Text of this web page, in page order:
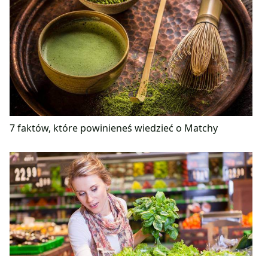
7 faktów, które powinieneś wiedzieć o Matchy